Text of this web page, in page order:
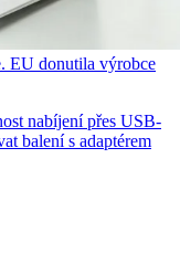
EU donutila výrobce
nabíjení přes USB-
balení s adaptérem